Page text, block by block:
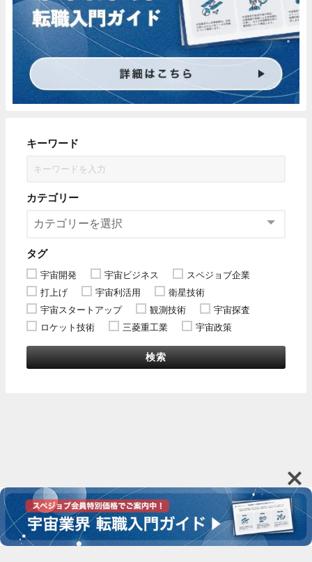
キーワード
カテゴリー
タグ
宇宙開発 宇宙ビジネス
スペジョブ企業
打上げ
宇宙利活用
衛星技術
宇宙スタートアップ
観測技術
宇宙探査
ロケット技術
三菱重工業 宇宙政策
検索